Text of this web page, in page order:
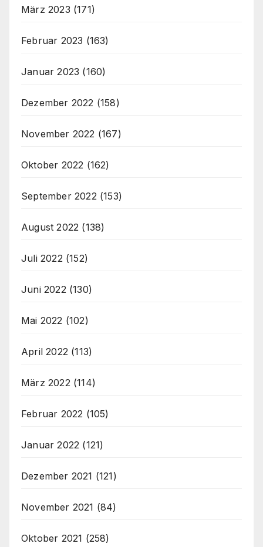
März 2023 (171)
Februar 2023 (163)
Januar 2023 (160)
Dezember 2022 (158)
November 2022 (167)
Oktober 2022 (162)
September 2022 (153)
August 2022 (138)
Juli 2022 (152)
Juni 2022 (130)
Mai 2022 (102)
April 2022 (113)
März 2022 (114)
Februar 2022 (105)
Januar 2022 (121)
Dezember 2021 (121)
November 2021 (84)
Oktober 2021 (258)